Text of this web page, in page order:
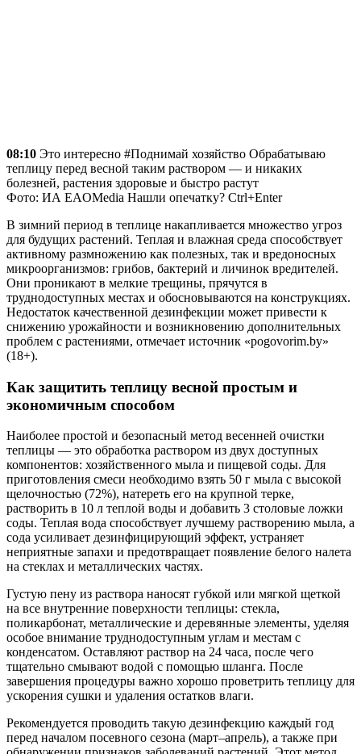
08:10 Это интересно #Поднимай хозяйство Обрабатываю
теплицу перед весной таким раствором — и никаких
болезней, растения здоровые и быстро растут
Фото: ИА EAOMedia Нашли опечатку? Ctrl+Enter
В зимний период в теплице накапливается множество угроз
для будущих растений. Теплая и влажная среда способствует
активному размножению как полезных, так и вредоносных
микроорганизмов: грибов, бактерий и личинок вредителей.
Они проникают в мелкие трещины, прячутся в
труднодоступных местах и обосновываются на конструкциях.
Недостаток качественной дезинфекции может привести к
снижению урожайности и возникновению дополнительных
проблем с растениями, отмечает источник «pogovorim.by»
(18+).
Как защитить теплицу весной простым и
экономичным способом
Наиболее простой и безопасный метод весенней очистки
теплицы — это обработка раствором из двух доступных
компонентов: хозяйственного мыла и пищевой соды. Для
приготовления смеси необходимо взять 50 г мыла с высокой
щелочностью (72%), натереть его на крупной терке,
растворить в 10 л теплой воды и добавить 3 столовые ложки
соды. Теплая вода способствует лучшему растворению мыла, а
сода усиливает дезинфицирующий эффект, устраняет
неприятные запахи и предотвращает появление белого налета
на стеклах и металлических частях.
Густую пену из раствора наносят губкой или мягкой щеткой
на все внутренние поверхности теплицы: стекла,
поликарбонат, металлические и деревянные элементы, уделяя
особое внимание труднодоступным углам и местам с
конденсатом. Оставляют раствор на 24 часа, после чего
тщательно смывают водой с помощью шланга. После
завершения процедуры важно хорошо проветрить теплицу для
ускорения сушки и удаления остатков влаги.
Рекомендуется проводить такую дезинфекцию каждый год
перед началом посевного сезона (март–апрель), а также при